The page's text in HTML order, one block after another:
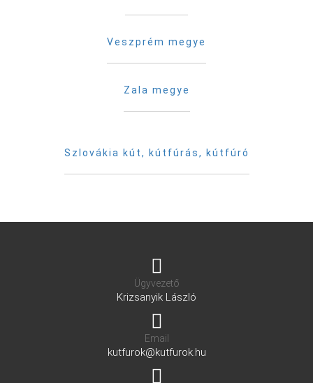
Veszprém megye
Zala megye
Szlovákia kút, kútfúrás, kútfúró
Ügyvezető
Krizsanyik László
Email
kutfurok@kutfurok.hu